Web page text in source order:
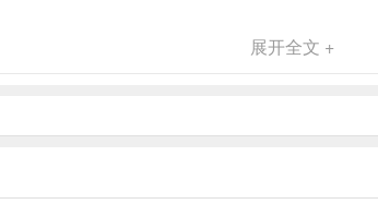
展开全文 +